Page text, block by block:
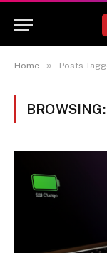
Home » Posts
BROWSING: